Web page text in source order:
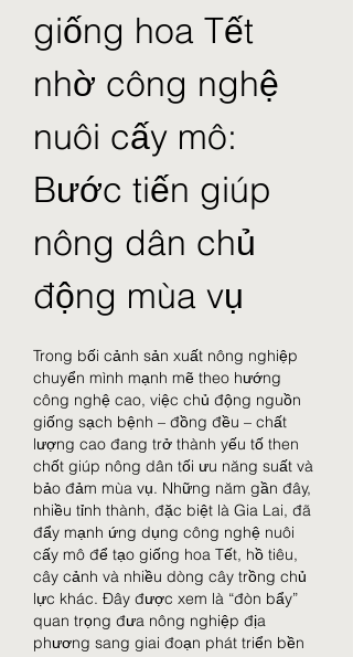
giống hoa Tết
nhờ công nghệ
nuôi cấy mô:
Bước tiến giúp
nông dân chủ
động mùa vụ
Trong bối cảnh sản xuất nông nghiệp
chuyển mình mạnh mẽ theo hướng
công nghệ cao, việc chủ động nguồn
giống sạch bệnh – đồng đều – chất
lượng cao đang trở thành yếu tố then
chốt giúp nông dân tối ưu năng suất và
bảo đảm mùa vụ. Những năm gần đây,
nhiều tỉnh thành, đặc biệt là Gia Lai, đã
đẩy mạnh ứng dụng công nghệ nuôi
cấy mô để tạo giống hoa Tết, hồ tiêu,
cây cảnh và nhiều dòng cây trồng chủ
lực khác. Đây được xem là “đòn bẩy”
quan trọng đưa nông nghiệp địa
phương sang giai đoạn phát triển bền